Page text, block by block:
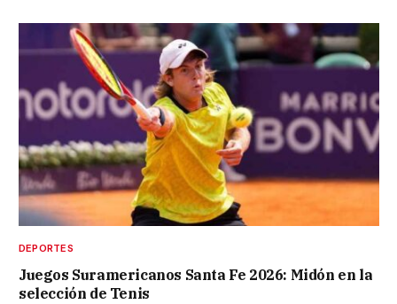
DEPORTES
Juegos Suramericanos Santa Fe 2026: Midón en la
selección de Tenis